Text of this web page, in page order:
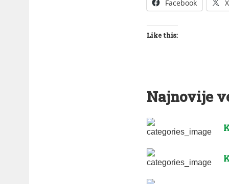
Facebook X
Like this:
Najnovije